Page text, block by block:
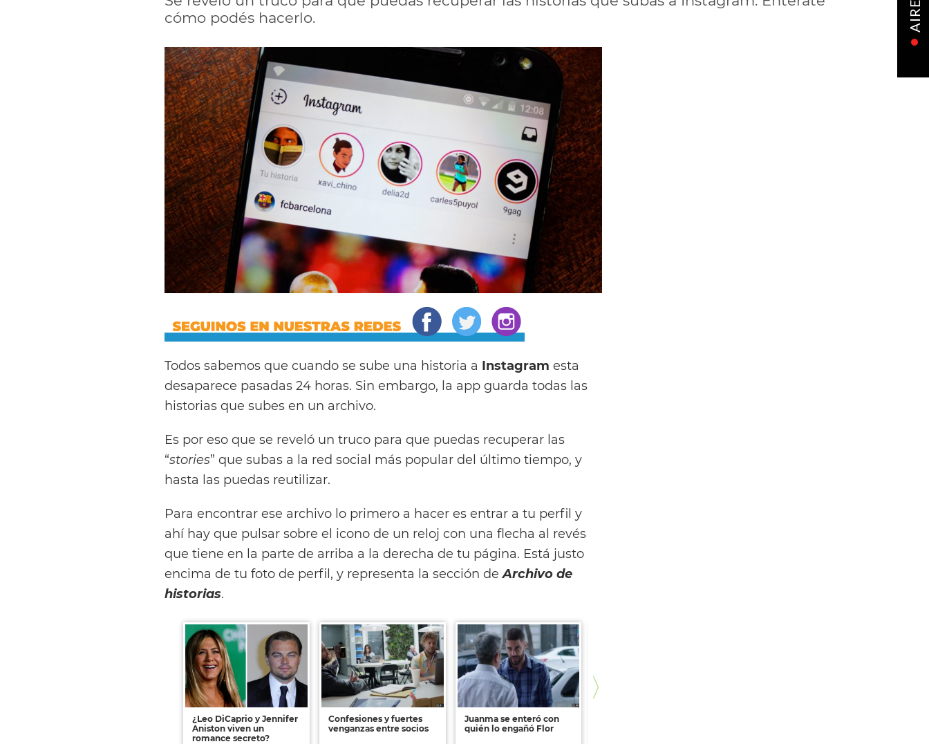
cómo podés hacerlo.
Todos sabemos que cuando se sube una historia a Instagram esta
desaparece pasadas 24 horas. Sin embargo, la app guarda todas las
historias que subes en un archivo.
Es por eso que se reveló un truco para que puedas recuperar las
“stories” que subas a la red social más popular del último tiempo, y
hasta las puedas reutilizar.
Para encontrar ese archivo lo primero a hacer es entrar a tu perfil y
ahí hay que pulsar sobre el icono de un reloj con una flecha al revés
que tiene en la parte de arriba a la derecha de tu página. Está justo
encima de tu foto de perfil, y representa la sección de Archivo de
historias.
¿Leo DiCaprio y Jennifer
Aniston viven un
romance secreto?
Confesiones y fuertes
venganzas entre socios
Juanma se enteró con
quién lo engañó Flor
AIRE